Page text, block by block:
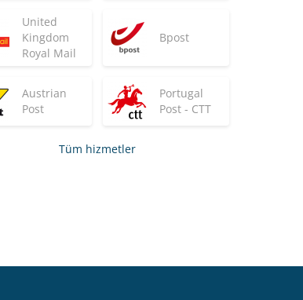
United
Kingdom
Royal Mail
Bpost
Austrian
Post
Portugal
Post - CTT
Tüm hizmetler